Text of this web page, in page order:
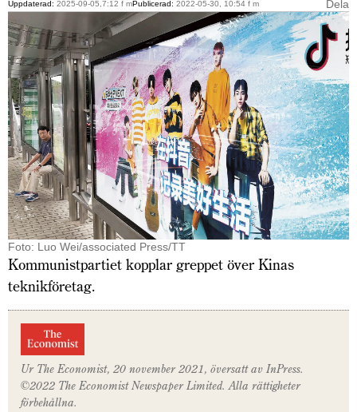
Uppdaterad: 2025-09-05,7:12 f mPublicerad: 2022-05-30, 10:54 f m Dela
Foto: Luo Wei/associated Press/TT
Kommunistpartiet kopplar greppet över Kinas
teknikföretag.
Ur The Economist, 20 november 2021, översatt av InPress.
©2022 The Economist Newspaper Limited. Alla rättigheter
förbehållna.